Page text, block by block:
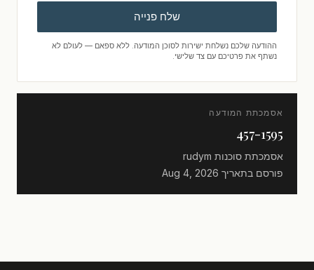
שלח פנייה
ההודעה שלכם נשלחת ישירות לסוכן המודעה. ללא ספאם — לעולם לא
נשתף את פרטיכם עם צד שלישי.
אסמכתת המודעה
457-1595
אסמכתת סוכנות
פורסם בתאריך